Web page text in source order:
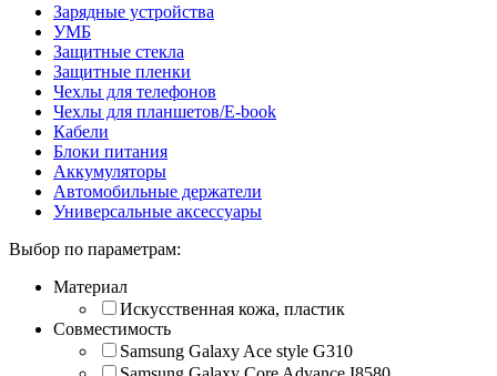
Зарядные устройства
УМБ
Защитные стекла
Защитные пленки
Чехлы для телефонов
Чехлы для планшетов/E-book
Кабели
Блоки питания
Аккумуляторы
Автомобильные держатели
Универсальные аксессуары
Выбор по параметрам:
Материал
Искусственная кожа, пластик
Совместимость
Samsung Galaxy Ace style G310